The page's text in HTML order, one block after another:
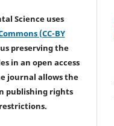
Science uses
(CC-BY
preserving the
in an open access
journal allows the
publishing rights